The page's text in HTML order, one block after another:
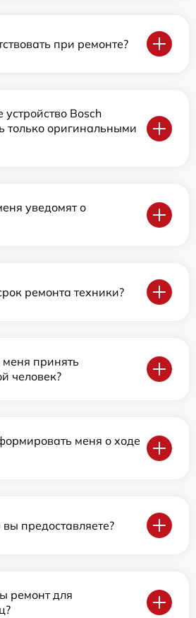
при ремонте?
Bosch
только оригинальными
уведомят о
ремонта техники?
принять
человек?
меня о ходе
предоставляете?
ремонт для